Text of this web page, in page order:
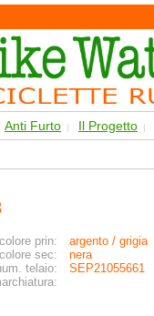
Anti Furto | Il Progetto |
colore prin: argento / grigia
colore sec: nera
telaio: SEP21055661